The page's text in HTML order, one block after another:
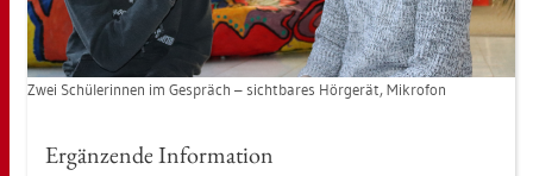
Zwei Schü­le­rin­nen im Ge­spräch – sicht­ba­res Hör­ge­rät, Mi­kro­fon
Er­gän­zen­de In­for­ma­ti­on